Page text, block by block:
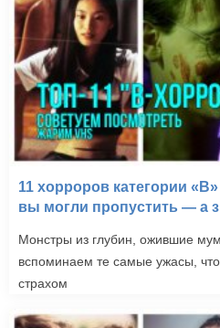
11 хорроров категории
вы могли пропустить — а
Монстры из глубин, ожившие
вспоминаем те самые ужасы,
страхом